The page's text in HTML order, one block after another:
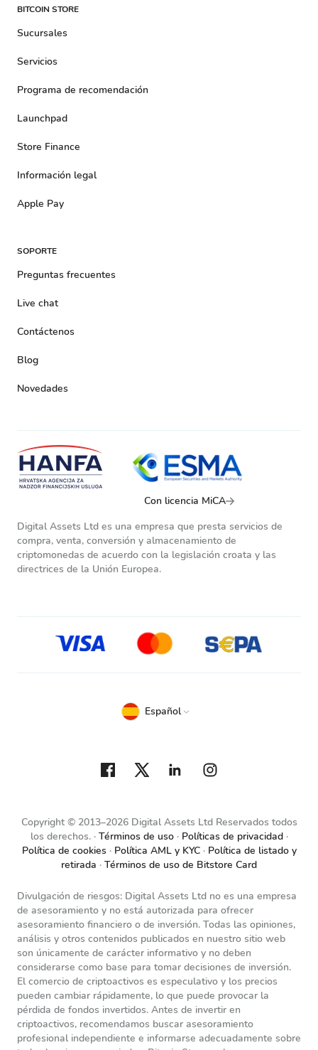
BITCOIN STORE
Sucursales
Servicios
Programa de recomendación
Launchpad
Store Finance
Información legal
Apple Pay
SOPORTE
Preguntas frecuentes
Live chat
Contáctenos
Blog
Novedades
Con licencia MiCA
Digital Assets Ltd es una empresa que presta servicios de
compra, venta, conversión y almacenamiento de
criptomonedas de acuerdo con la legislación croata y las
directrices de la Unión Europea.
Copyright © 2013–2026 Digital Assets Ltd Reservados todos
los derechos.
Términos de uso
Políticas de privacidad
Política de cookies
Política AML y KYC
Política de listado y
retirada
Términos de uso de Bitstore Card
Español
Divulgación de riesgos: Digital Assets Ltd no es una empresa
de asesoramiento y no está autorizada para ofrecer
asesoramiento financiero o de inversión. Todas las opiniones,
análisis y otros contenidos publicados en nuestro sitio web
son únicamente de carácter informativo y no deben
considerarse como base para tomar decisiones de inversión.
El comercio de criptoactivos es especulativo y los precios
pueden cambiar rápidamente, lo que puede provocar la
pérdida de fondos invertidos. Antes de invertir en
criptoactivos, recomendamos buscar asesoramiento
profesional independiente e informarse adecuadamente sobre